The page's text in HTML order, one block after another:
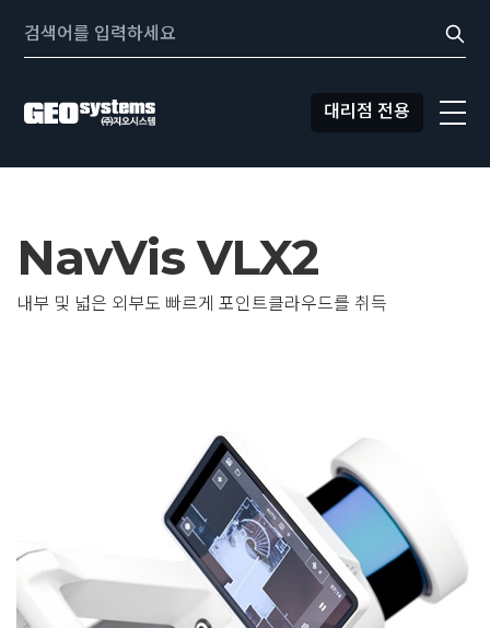
바로가기
Search:
대리점 전용
NavVis VLX2
내부 및 넓은 외부도 빠르게 포인트클라우드를 취득